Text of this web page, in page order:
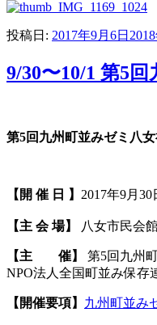
投稿日: 2017年9月6日
9/30〜10/1 第5
第5回九州町並みゼミ八
【開 催 日 】 2017年9月
【主 会 場】 八女市民会
【主 催】
第5回九州
NPO法人全国町並み保存
【開催要項】 九州町並み